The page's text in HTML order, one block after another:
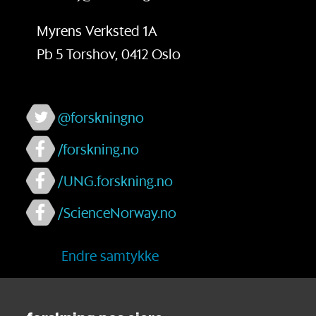
Myrens Verksted 1A
Pb 5 Torshov, 0412 Oslo
@forskningno
/forskning.no
/UNG.forskning.no
/ScienceNorway.no
Endre samtykke